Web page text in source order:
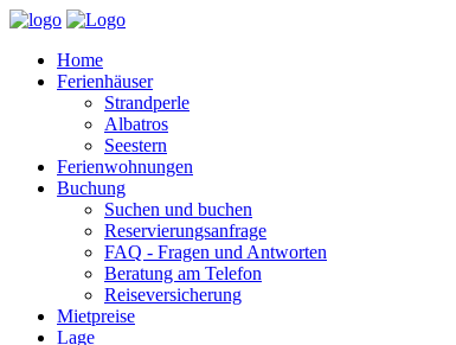
Home
Ferienhäuser
Strandperle
Albatros
Seestern
Ferienwohnungen
Buchung
Suchen und buchen
Reservierungsanfrage
FAQ - Fragen und Antworten
Beratung am Telefon
Reiseversicherung
Mietpreise
Lage